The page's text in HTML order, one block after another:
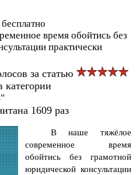
время обойтись без
практически
за статью
категории
1609 раз
В наше тяжёлое
современное время
обойтись без грамотной
юридической консультации